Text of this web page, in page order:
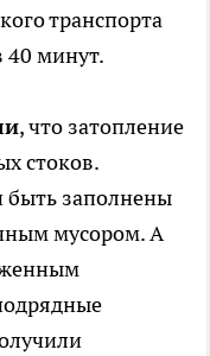
транспорта
40 минут.
, что затопление
стоков.
быть заполнены
мусором. А